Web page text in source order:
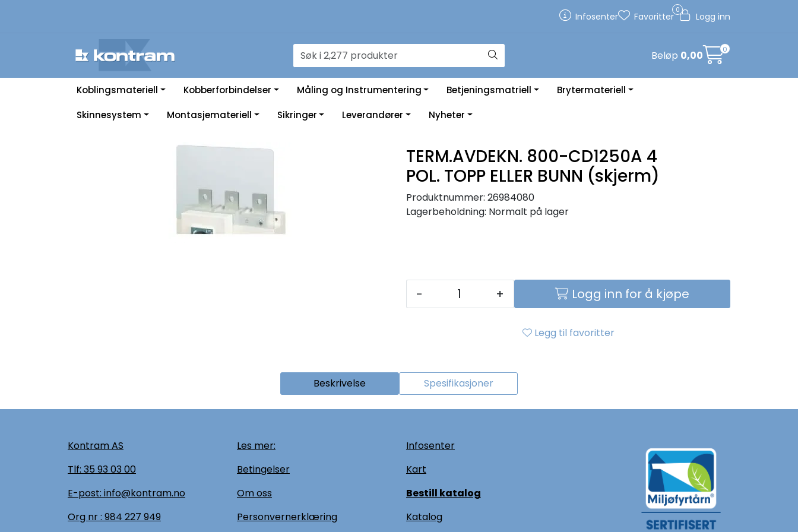
Infosenter
0
Favoritter Logg inn
Beløp 0,00 0
Koblingsmateriell Kobberforbindelser Måling og Instrumentering Betjeningsmatriell
Brytermateriell
Skinnesystem
Montasjemateriell Sikringer Leverandører Nyheter
TERM.AVDEKN. 800-CD1250A 4
POL. TOPP ELLER BUNN (skjerm)
Produktnummer: 26984080
Lagerbeholdning: Normalt på lager
- + Logg inn for å kjøpe
Legg til favoritter
Beskrivelse Spesifikasjoner
Kontram AS
Tlf: 35 93 03 00
E-post: info@kontram.no
Org nr : 984 227 949
Les mer:
Betingelser
Om oss
Personvernerklæring
Infosenter
Kart
Bestill katalog
Katalog